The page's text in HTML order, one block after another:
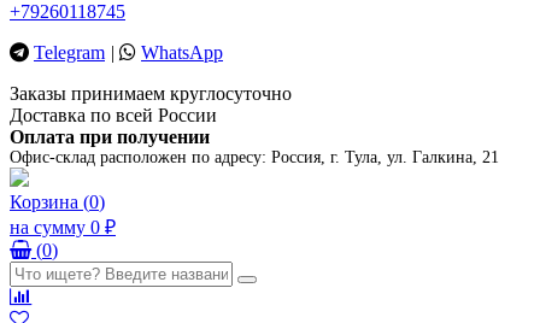
+79260118745
Telegram |
WhatsApp
Заказы принимаем круглосуточно
Доставка по всей России
Оплата при получении
Офис-склад расположен по адресу: Россия, г. Тула, ул. Галкина, 21
Корзина (0)
на сумму 0 ₽
(0)